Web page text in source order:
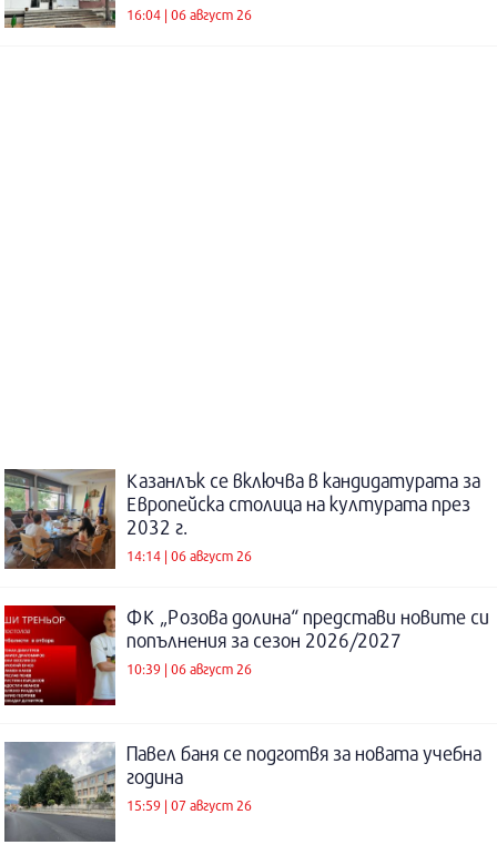
16:04 | 06 август 26
Казанлък се включва в кандидатурата за
Европейска столица на културата през
2032 г.
14:14 | 06 август 26
ФК „Розова долина“ представи новите си
попълнения за сезон 2026/2027
10:39 | 06 август 26
Павел баня се подготвя за новата учебна
година
15:59 | 07 август 26